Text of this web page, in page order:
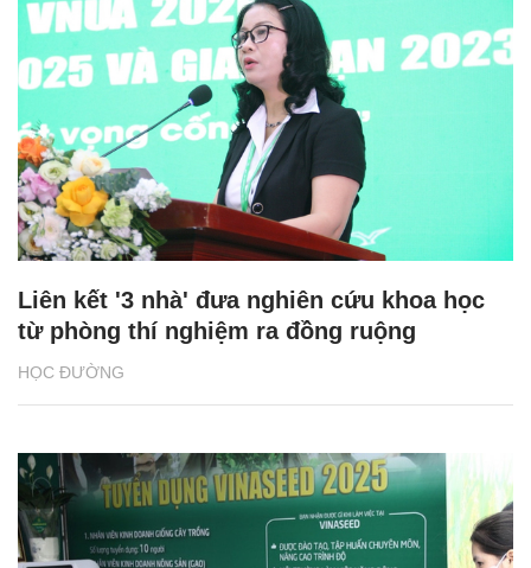
HỌC ĐƯỜNG
Liên kết '3 nhà' đưa nghiên cứu khoa học
từ phòng thí nghiệm ra đồng ruộng